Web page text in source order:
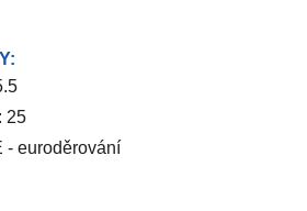
25
- euroděrování